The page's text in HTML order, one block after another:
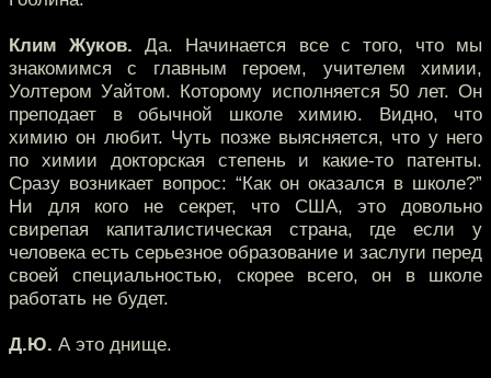
Клим Жуков. Да. Начинается все с того, что мы
знакомимся с главным героем, учителем химии,
Уолтером Уайтом. Которому исполняется 50 лет. Он
преподает в обычной школе химию. Видно, что
химию он любит. Чуть позже выясняется, что у него
по химии докторская степень и какие-то патенты.
Сразу возникает вопрос: “Как он оказался в школе?”
Ни для кого не секрет, что США, это довольно
свирепая капиталистическая страна, где если у
человека есть серьезное образование и заслуги перед
своей специальностью, скорее всего, он в школе
работать не будет.
Д.Ю. А это днище.